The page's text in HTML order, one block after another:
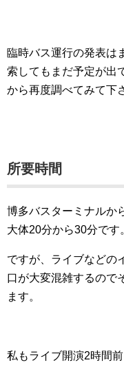
臨時バス運行の発表は
索してもまだ予定が出
から再度調べてみて下
所要時間
博多バスターミナルか
大体20分から30分です
ですが、ライブなどの
口が大変混雑するので
ます。
私もライブ開演2時間